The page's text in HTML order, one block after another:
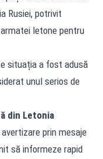
Rusiei, potrivit
letone pentru
situația a fost adusă
unul serios de
din Letonia
prin mesaje
să informeze rapid